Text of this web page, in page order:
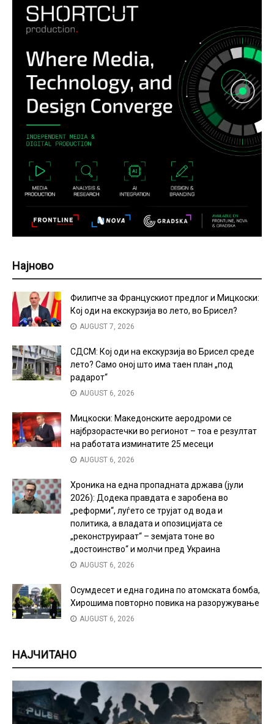
Најново
Филипче за Францускиот предлог и Мицкоски:
Кој оди на екскурзија во лето, во Брисел?
AUGUST 7, 2026
СДСМ: Кој оди на екскурзија во Брисел среде
лето? Само оној што има таен план „под
радарот“
AUGUST 6, 2026
Мицкоски: Македонските аеродроми се
најбрзорастечки во регионот – тоа е резултат
на работата изминатите 25 месеци
AUGUST 6, 2026
Хроника на една пропадната држава (јули
2026): Додека правдата е заробена во
„реформи“, луѓето се трујат од вода и
политика, а владата и опозицијата се
„реконструираат“ – земјата тоне во
„достоинство“ и молчи пред Украина
AUGUST 6, 2026
Осумдесет и една година по атомската бомба,
Хирошима повторно повика на разоружување
AUGUST 6, 2026
НАЈЧИТАНО